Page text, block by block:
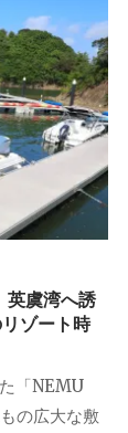
虞湾へ誘
ゾート時
「NEMU
の広大な敷